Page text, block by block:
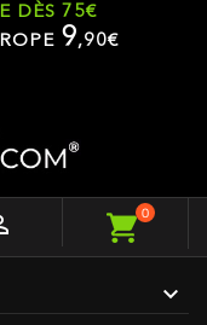
DÈS 75€
9,90€
0